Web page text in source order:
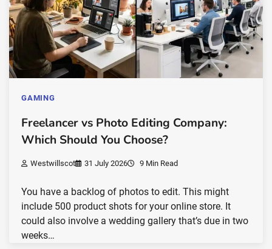
GAMING
Freelancer vs Photo Editing Company:
Which Should You Choose?
Westwillscot 31 July 2026 9 Min Read
You have a backlog of photos to edit. This might
include 500 product shots for your online store. It
could also involve a wedding gallery that’s due in two
weeks…